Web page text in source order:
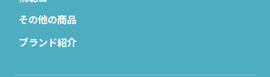
その他の商品
ブランド紹介